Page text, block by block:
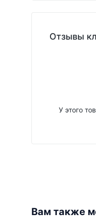
Отзывы
У этого
Вам также